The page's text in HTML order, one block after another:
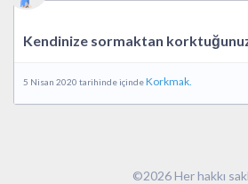
Kendinize sormaktan
5 Nisan 2020 tarihinde içindeKorkmak.
©2026 Her hakkı